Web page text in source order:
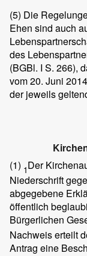
(5) Die
Ehen sind auch
des
(BGBl. I S. 266),
vom 20. Juni
der jeweils
(1) 1Der
Niederschrift
abgegebene
öffentlich
Bürgerlichen
Nachweis erteilt
Antrag eine